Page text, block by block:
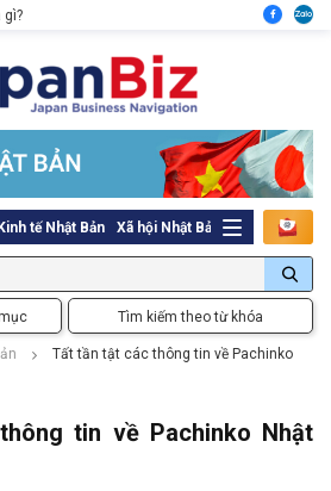
gì?
Kinh tế Nhật Bản Xã hội Nhật Bản Thủ tục pháp
Tìm kiếm theo từ khóa
Tất tần tật các thông tin về Pachinko
tin về Pachinko Nhật